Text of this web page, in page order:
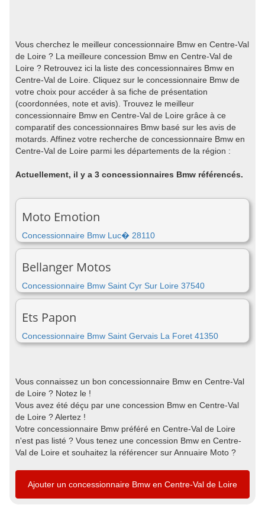
Vous cherchez le meilleur concessionnaire Bmw en Centre-Val
de Loire ? La meilleure concession Bmw en Centre-Val de
Loire ? Retrouvez ici la liste des concessionnaires Bmw en
Centre-Val de Loire. Cliquez sur le concessionnaire Bmw de
votre choix pour accéder à sa fiche de présentation
(coordonnées, note et avis). Trouvez le meilleur
concessionnaire Bmw en Centre-Val de Loire grâce à ce
comparatif des concessionnaires Bmw basé sur les avis de
motards. Affinez votre recherche de concessionnaire Bmw en
Centre-Val de Loire parmi les départements de la région :
Actuellement, il y a 3 concessionnaires Bmw référencés.
Moto Emotion
Concessionnaire Bmw Luc� 28110
Bellanger Motos
Concessionnaire Bmw Saint Cyr Sur Loire 37540
Ets Papon
Concessionnaire Bmw Saint Gervais La Foret 41350
Vous connaissez un bon concessionnaire Bmw en Centre-Val
de Loire ? Notez le !
Vous avez été déçu par une concession Bmw en Centre-Val
de Loire ? Alertez !
Votre concessionnaire Bmw préféré en Centre-Val de Loire
n'est pas listé ? Vous tenez une concession Bmw en Centre-
Val de Loire et souhaitez la référencer sur Annuaire Moto ?
Ajouter un concessionnaire Bmw en Centre-Val de Loire